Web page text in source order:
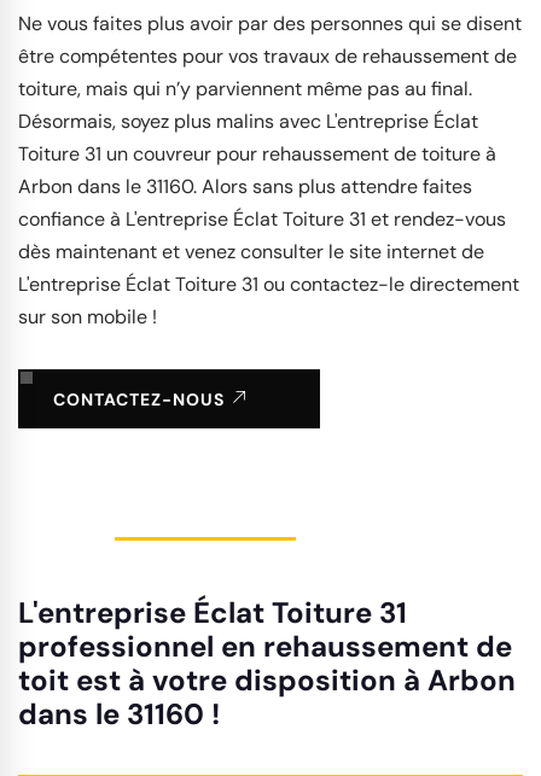
Ne vous faites plus avoir par des personnes qui se disent
être compétentes pour vos travaux de rehaussement de
toiture, mais qui n’y parviennent même pas au final.
Désormais, soyez plus malins avec L'entreprise Éclat
Toiture 31 un couvreur pour rehaussement de toiture à
Arbon dans le 31160. Alors sans plus attendre faites
confiance à L'entreprise Éclat Toiture 31 et rendez-vous
dès maintenant et venez consulter le site internet de
L'entreprise Éclat Toiture 31 ou contactez-le directement
sur son mobile !
CONTACTEZ-NOUS
L'entreprise Éclat Toiture 31
professionnel en rehaussement de
toit est à votre disposition à Arbon
dans le 31160 !